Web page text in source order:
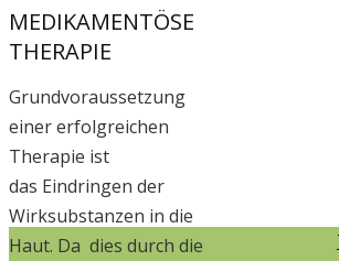
MEDIKAMENTÖSE
THERAPIE
Grundvoraussetzung
einer erfolgreichen
Therapie ist
das Eindringen der
Wirksubstanzen in die
Haut. Da dies durch die